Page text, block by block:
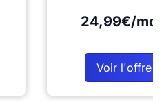
24,99€/
Voir l'offre